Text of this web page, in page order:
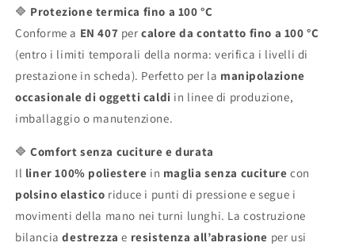
calore
da
contatto
100
°C
(Cat.
II)
calore
da
contatto
100
°C
(Cat.
II)
🔷 Protezione termica fino a 100 °C
Conforme a EN 407 percalore da contatto fino a 100 °C
(entro i limiti temporali della norma: verifica i livelli di
prestazione in scheda). Perfetto per la manipolazione
occasionale di oggetti caldi in linee di produzione,
imballaggio o manutenzione.
🔷Comfort senza cuciture e durata
Il liner 100% poliestere in maglia senza cuciture con
polsino elastico riduce i punti di pressione e segue i
movimenti della mano nei turni lunghi. La costruzione
bilanciadestrezza e resistenza all’abrasione per usi